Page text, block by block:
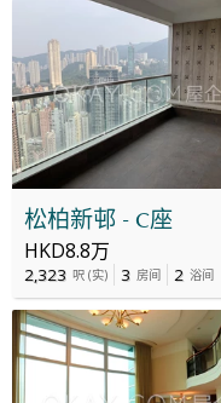
松柏新邨 - C座
HKD8.8万
2,323 呎 (实) 3 房间 2 浴间